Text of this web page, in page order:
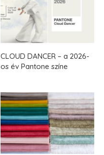
CLOUD DANCER – a 2026-
os év Pantone színe